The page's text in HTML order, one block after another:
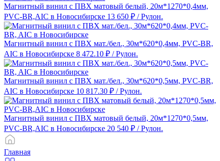
Магнитный винил с ПВХ матовый белый, 20м*1270*0,4мм,
PVC-BR,AIC в Новосибирске 13 650 ₽ / Рулон.
Магнитный винил с ПВХ мат./бел., 30м*620*0,4мм, PVC-BR,
AIC в Новосибирске 8 472.10 ₽ / Рулон.
Магнитный винил с ПВХ мат./бел., 30м*620*0,5мм, PVC-BR,
AIC в Новосибирске 10 817.30 ₽ / Рулон.
Магнитный винил с ПВХ матовый белый, 20м*1270*0,5мм,
PVC-BR,AIC в Новосибирске 20 540 ₽ / Рулон.
Главная